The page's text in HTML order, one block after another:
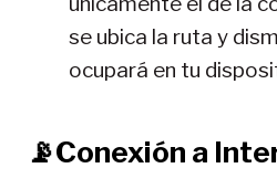
se ubica la ruta y
ocupará en tu
📡Conexión a